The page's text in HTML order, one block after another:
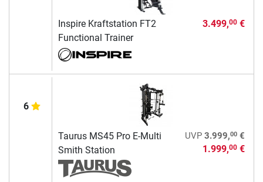
Inspire Kraftstation FT2
Functional Trainer
3.499,00€
6
Taurus MS45 Pro E-Multi
Smith Station
UVP 3.999,00€
1.999,00€